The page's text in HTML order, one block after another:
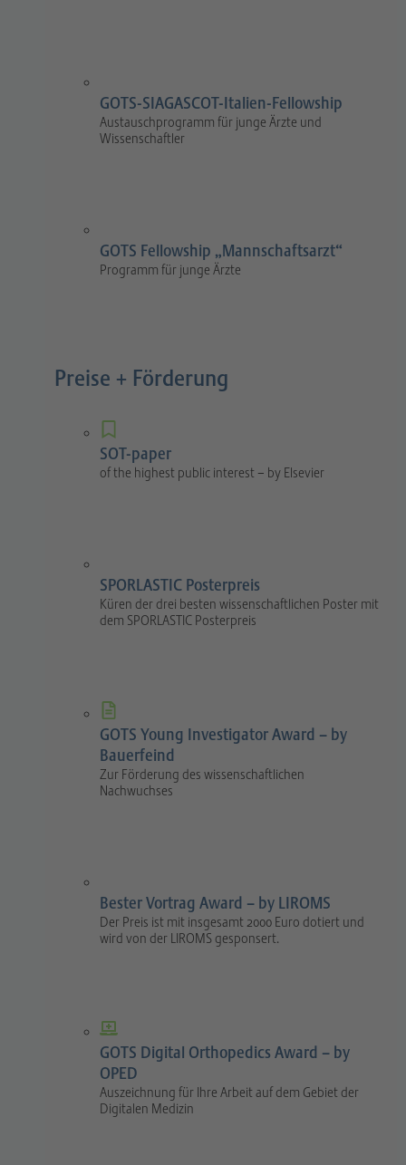
GOTS-SIAGASCOT-Italien-Fellowship
Austauschprogramm für junge Ärzte und
Wissenschaftler
GOTS Fellowship „Mannschaftsarzt“
Programm für junge Ärzte
Preise + Förderung
SOT-paper
of the highest public interest – by Elsevier
SPORLASTIC Posterpreis
Küren der drei besten wissenschaftlichen Poster mit
dem SPORLASTIC Posterpreis
GOTS Young Investigator Award – by
Bauerfeind
Zur Förderung des wissenschaftlichen
Nachwuchses
Bester Vortrag Award – by LIROMS
Der Preis ist mit insgesamt 2000 Euro dotiert und
wird von der LIROMS gesponsert.
GOTS Digital Orthopedics Award – by
OPED
Auszeichnung für Ihre Arbeit auf dem Gebiet der
Digitalen Medizin